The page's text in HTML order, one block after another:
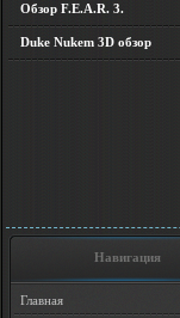
Обзор F.E.A.R. 3.
Duke Nukem 3D обзор
Навигация
Главная